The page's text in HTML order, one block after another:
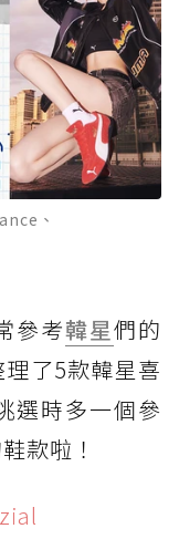
、
參考韓星們的
了5款韓星喜
選時多一個參
款啦！